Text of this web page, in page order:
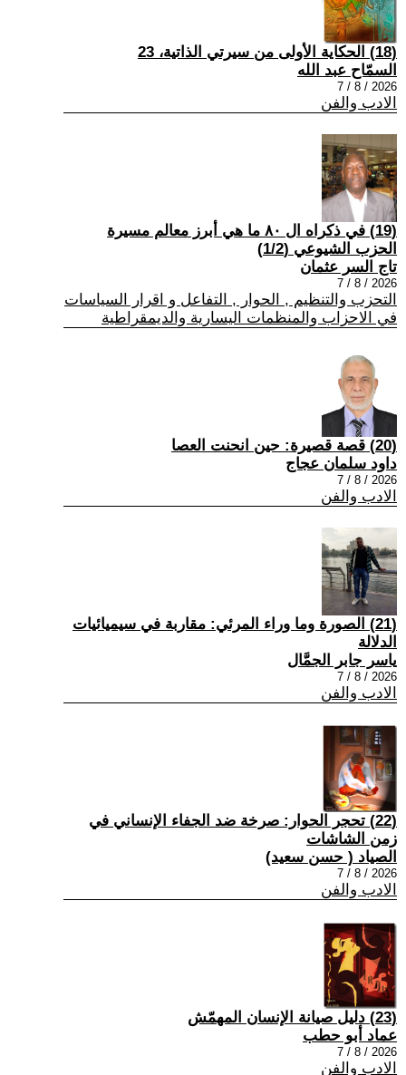
(18) الحكاية الأولى من سيرتي الذاتية، 23
السمّاح عبد الله
2026 / 8 / 7
الادب والفن
(19) في ذكراه ال ٨٠ ما هي أبرز معالم مسيرة
الحزب الشيوعي (1/2)
تاج السر عثمان
2026 / 8 / 7
التحزب والتنظيم , الحوار , التفاعل و اقرار السياسات
في الاحزاب والمنظمات اليسارية والديمقراطية
(20) قصة قصيرة: حين انحنت العصا
داود سلمان عجاج
2026 / 8 / 7
الادب والفن
(21) الصورة وما وراء المرئي: مقاربة في سيميائيات
الدلالة
ياسر جابر الجمَّال
2026 / 8 / 7
الادب والفن
(22) تحجر الحوار: صرخة ضد الجفاء الإنساني في
زمن الشاشات
الصياد ‏( حسن سعيد‏)
2026 / 8 / 7
الادب والفن
(23) دليل صيانة الإنسان المهمّش
عماد أبو حطب
2026 / 8 / 7
الادب والفن